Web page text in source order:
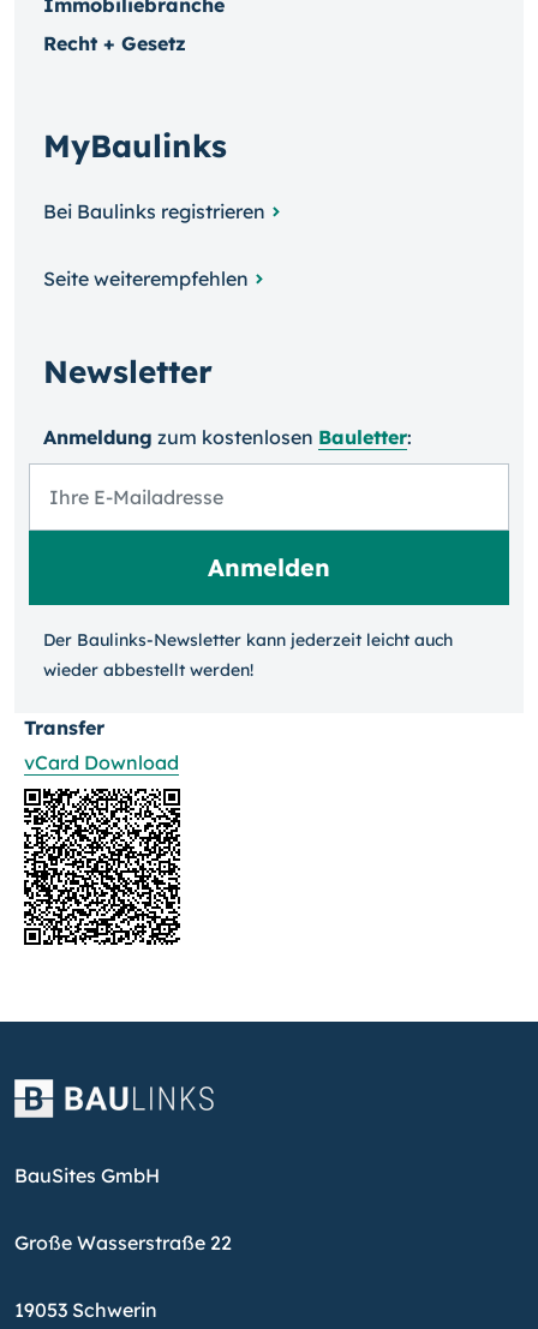
Immobiliebranche
Recht + Gesetz
MyBaulinks
Bei Baulinks registrieren
Seite weiterempfehlen
Newsletter
Anmeldung zum kosten­losen Bauletter:
Der Baulinks-Newsletter kann jeder­zeit leicht auch
wieder ab­bestellt werden!
Transfer
vCard Download
BauSites GmbH
Große Wasserstraße 22
19053 Schwerin